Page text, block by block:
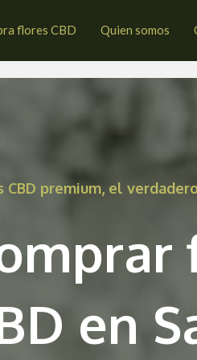
flores CBD Quien somos
CBD premium, el
en